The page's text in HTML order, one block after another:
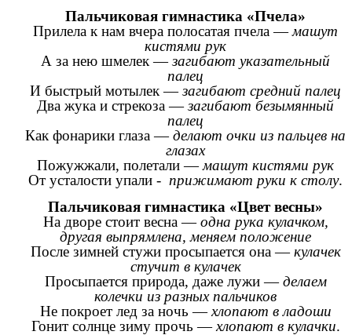
Пальчиковая гимнастика «Пчела»
Прилела к нам вчера полосатая пчела —машут
кистями рук
А за нею шмелек —загибают указательный
палец
И быстрый мотылек —загибают средний палец
Два жука и стрекоза —загибают безымянный
палец
Как фонарики глаза —делают очки из пальцев на
глазах
Пожужжали, полетали —машут кистями рук
От усталости упали - прижимают руки к столу.
Пальчиковая гимнастика «Цвет весны»
На дворе стоит весна —одна рука кулачком,
другая выпрямлена, меняем положение
После зимней стужи просыпается она —кулачек
стучит в кулачек
Просыпается природа, даже лужи —делаем
колечки из разных пальчиков
Не покроет лед за ночь —хлопают в ладоши
Гонит солнце зиму прочь —хлопают в кулачки.